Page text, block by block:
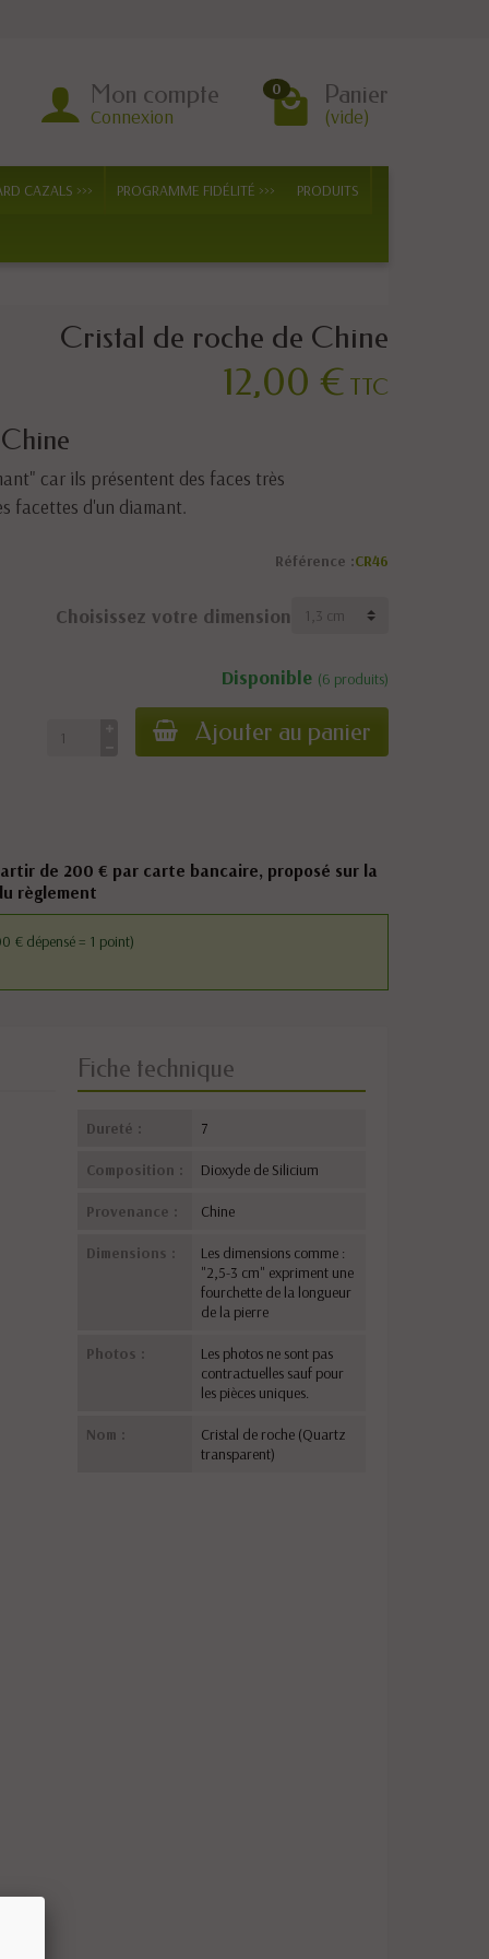
Mon compte
Connexion
0 Panier
(vide)
CAZALS >>> PROGRAMME FIDÉLITÉ >>> PRODUITS
Cristal de roche de Chine
12,00 € TTC
car ils présentent des faces très
facettes d'un diamant.
Référence :CR46
Choisissez votre dimension
Disponible (6 produits)
Ajouter au panier
de 200 € par carte bancaire, proposé sur la
règlement
€ dépensé = 1 point)
Fiche technique
Dureté : 7
Composition : Dioxyde de Silicium
Provenance : Chine
Dimensions :
Les dimensions comme :
"2,5-3 cm" expriment une
fourchette de la longueur
de la pierre
Photos :
Les photos ne sont pas
contractuelles sauf pour
les pièces uniques.
Nom :
Cristal de roche (Quartz
transparent)